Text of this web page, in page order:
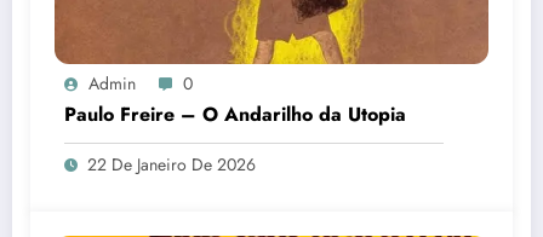
Admin 0
Paulo Freire – O Andarilho da Utopia
22 De Janeiro De 2026